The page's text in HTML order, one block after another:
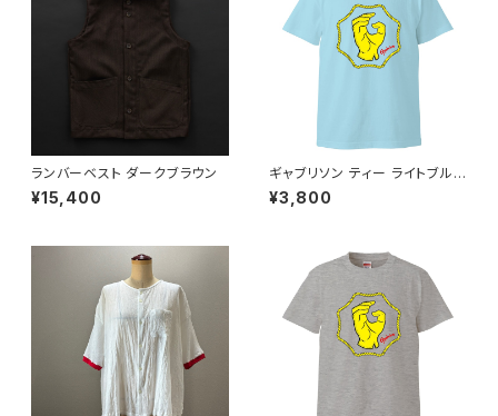
ランバーベスト ダークブラウン
¥15,400
ギャブリソン ティー ライトブル
ー
¥3,800